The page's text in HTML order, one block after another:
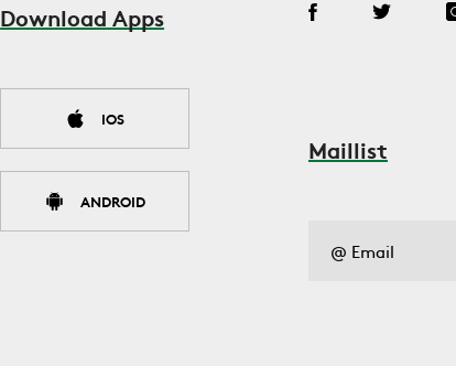
Download Apps
IOS
ANDROID
Maillist